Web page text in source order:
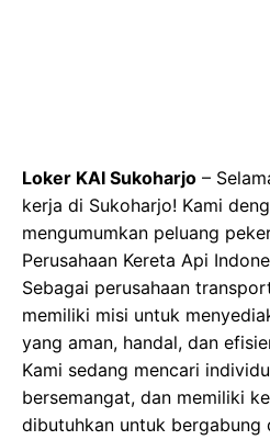
Loker KAI Sukoharjo –
kerja di Sukoharjo! Kami
mengumumkan peluang
Perusahaan Kereta Api
Sebagai perusahaan
memiliki misi untuk
yang aman, handal, dan
Kami sedang mencari
bersemangat, dan memiliki
dibutuhkan untuk bergabung